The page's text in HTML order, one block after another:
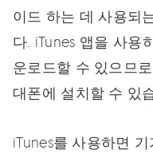
이드 하는 데 사용되
다. iTunes 앱을 사용
운로드할 수 있으므
대폰에 설치할 수 있
iTunes를 사용하면